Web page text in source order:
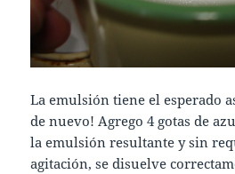
La emulsión tiene el esperado
de nuevo! Agrego 4 gotas de
la emulsión resultante y sin
agitación, se disuelve